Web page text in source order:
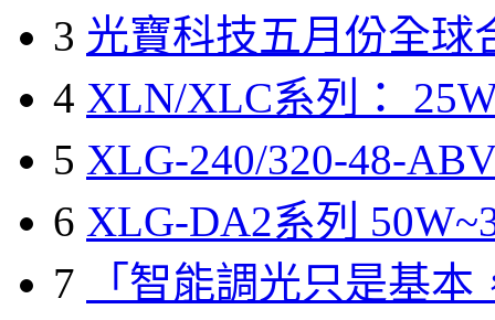
3 光寶科技五月份全球
4 XLN/XLC系列：
5 XLG-240/320-48-
6 XLG-DA2系列
7
「智能調光只是基本